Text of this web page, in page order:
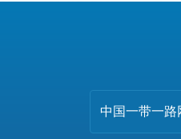
中国一带一路